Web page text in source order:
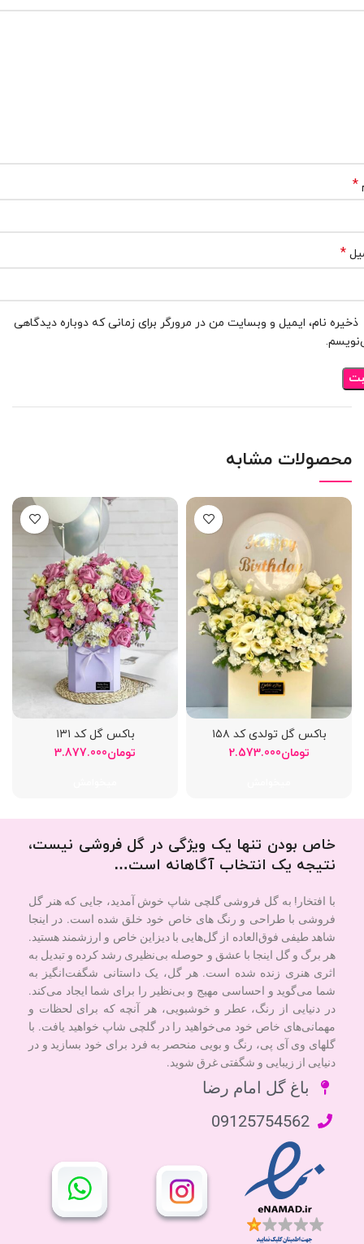
*
*
ذخیره نام، ایمیل و وبسایت من در مرورگر برای زمانی که دوباره دیدگاهی
محصولات مشابه
باکس گل تولدی کد ۱۵۸
تومان2.573.000
باکس گل کد ۱۳۱
تومان3.877.000
خاص بودن تنها یک ویژگی در گل فروشی نیست،
نتیجه یک انتخاب آگاهانه است…
با افتخار! به گل فروشی گلچی شاپ خوش آمدید، جایی که هنر گل
فروشی با طراحی و رنگ های خاص خود خلق شده است. در اینجا
شاهد طیفی فوق‌العاده از گل‌هایی با دیزاین خاص و ارزشمند هستید.
هر برگ و گل اینجا با عشق و حوصله بی‌نظیری رشد کرده و تبدیل به
اثری هنری زنده شده است. هر گل، یک داستانی شگفت‌انگیز به
شما می‌گوید و احساسی مهیج و بی‌نظیر را برای شما ایجاد می‌کند.
در دنیایی از رنگ، عطر و خوشبویی، هر آنچه که برای لحظات و
مهمانی‌های خاص خود می‌خواهید را در گلچی شاپ خواهید یافت. با
گلهای وی آی پی، رنگ و بویی منحصر به فرد برای خود بسازید و در
دنیایی از زیبایی و شگفتی غرق شوید.
باغ گل امام رضا
09125754562